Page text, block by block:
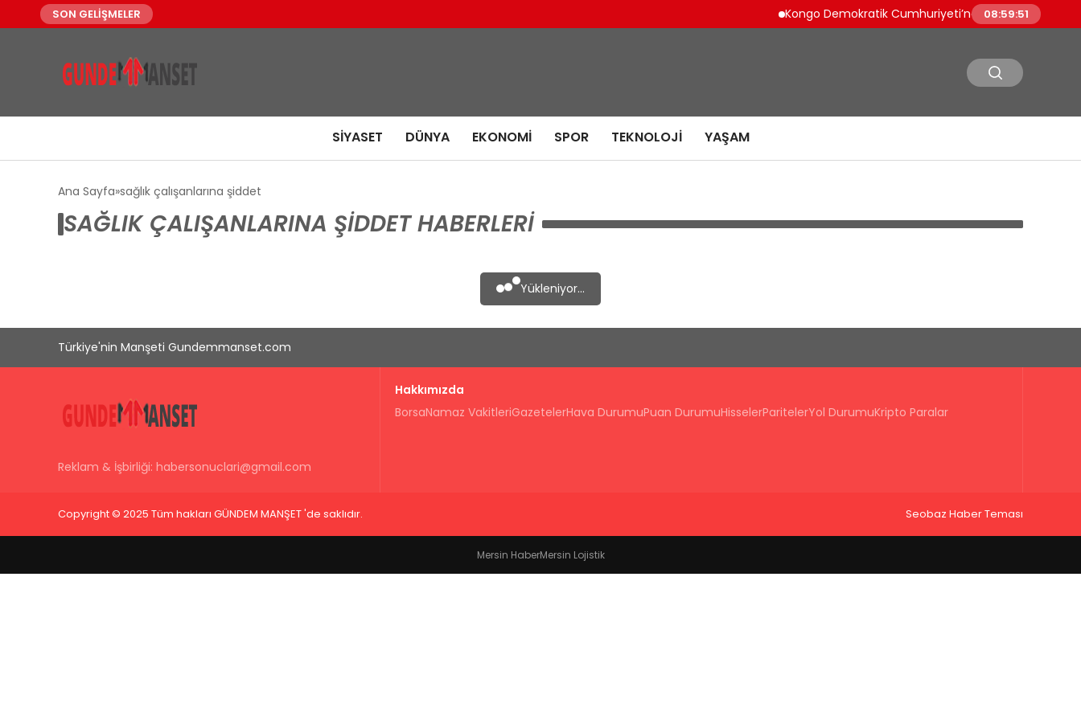
SON GELİŞMELER Kongo Demokratik Cumhuriyeti’nde Ebola Salgını
08:59:51
SIYASET DÜNYA EKONOMI SPOR TEKNOLOJI YAŞAM
Ana Sayfa sağlık çalışanlarına şiddet
SAĞLIK ÇALIŞANLARINA ŞIDDET HABERLERI
Yükleniyor...
Türkiye'nin Manşeti Gundemmanset.com
Reklam & İşbirliği: habersonuclari@gmail.com
Hakkımızda
BorsaNamaz VakitleriGazetelerHava DurumuPuan DurumuHisselerParitelerYol DurumuKripto Paralar
Copyright © 2025 Tüm hakları GÜNDEM MANŞET 'de saklıdır. Seobaz Haber Teması
Mersin HaberMersin Lojistik